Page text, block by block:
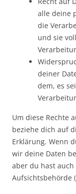
alle deine
die
und sie
deiner
dem, es
Um diese Rechte
beziehe dich auf
Erklärung. Wenn
wir deine Daten
aber du hast auch
Aufsichtsbehörde